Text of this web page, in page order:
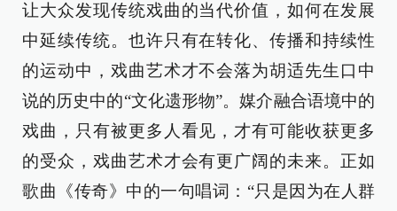
让大众发现传统戏曲的当代价值，如何在发展
中延续传统。也许只有在转化、传播和持续性
的运动中，戏曲艺术才不会落为胡适先生口中
说的历史中的“文化遗形物”。媒介融合语境中的
戏曲，只有被更多人看见，才有可能收获更多
的受众，戏曲艺术才会有更广阔的未来。正如
歌曲《传奇》中的一句唱词：“只是因为在人群